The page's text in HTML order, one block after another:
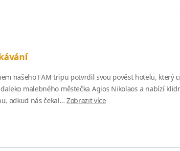
našeho FAM tripu potvrdil svou pověst hotelu,
malebného městečka Agios Nikolaos a nabízí
odkud nás čekal...Zobrazit více